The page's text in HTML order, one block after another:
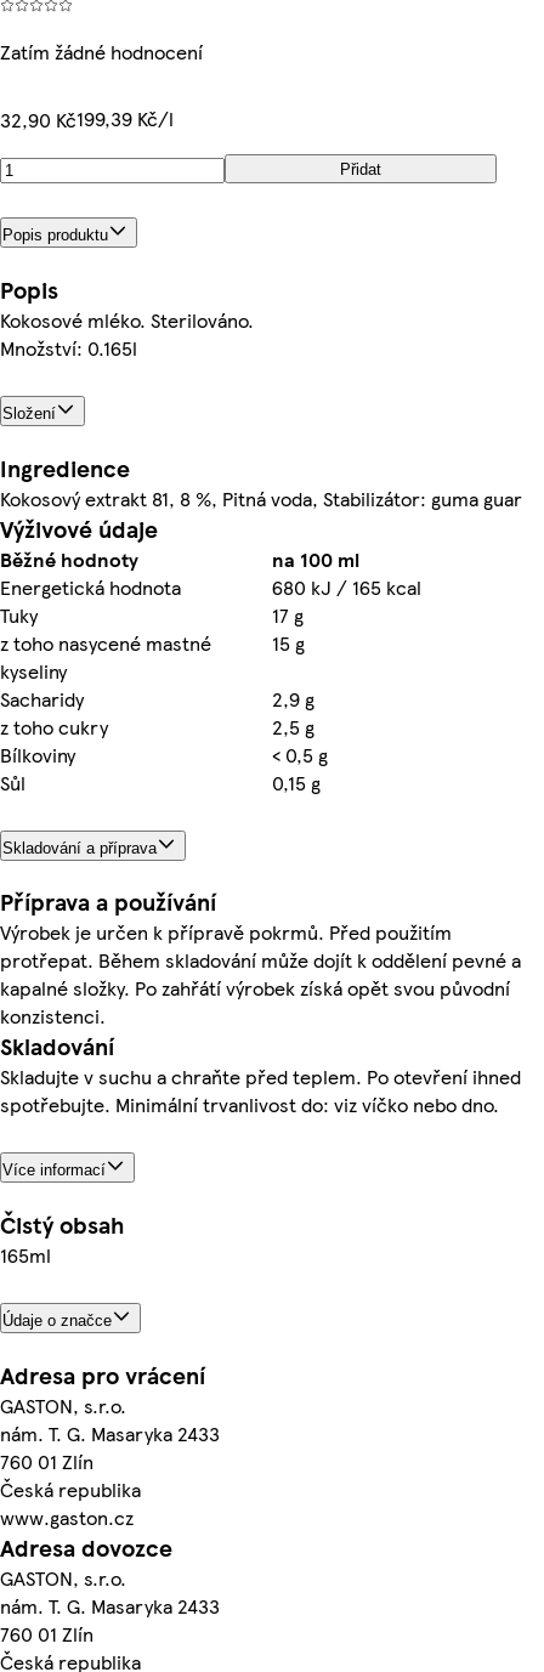
Zatím žádné hodnocení
32,90 Kč199,39 Kč/l
Přidat
Popis produktu
Popis
Kokosové mléko. Sterilováno.
Množství: 0.165l
Složení
Ingredience
Kokosový extrakt 81, 8 %, Pitná voda, Stabilizátor: guma guar
Výživové údaje
Běžné hodnoty
na 100 ml
Energetická hodnota
680 kJ / 165 kcal
Tuky
17 g
z toho nasycené mastné
kyseliny
15 g
Sacharidy
2,9 g
z toho cukry
2,5 g
Bílkoviny
< 0,5 g
Sůl
0,15 g
Skladování a příprava
Příprava a používání
Výrobek je určen k přípravě pokrmů. Před použitím
protřepat. Během skladování může dojít k oddělení pevné a
kapalné složky. Po zahřátí výrobek získá opět svou původní
konzistenci.
Skladování
Skladujte v suchu a chraňte před teplem. Po otevření ihned
spotřebujte. Minimální trvanlivost do: viz víčko nebo dno.
Více informací
Čistý obsah
165ml
Údaje o značce
Adresa pro vrácení
GASTON, s.r.o.
nám. T. G. Masaryka 2433
760 01 Zlín
Česká republika
www.gaston.cz
Adresa dovozce
GASTON, s.r.o.
nám. T. G. Masaryka 2433
760 01 Zlín
Česká republika